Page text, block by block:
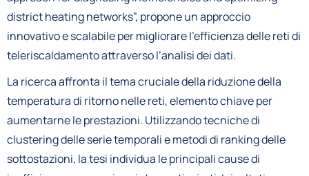
district heating networks”, propone un approccio
innovativo e scalabile per migliorare l’efficienza delle reti di
teleriscaldamento attraverso l’analisi dei dati.
La ricerca affronta il tema cruciale della riduzione della
temperatura di ritorno nelle reti, elemento chiave per
aumentarne le prestazioni. Utilizzando tecniche di
clustering delle serie temporali e metodi di ranking delle
sottostazioni, la tesi individua le principali cause di